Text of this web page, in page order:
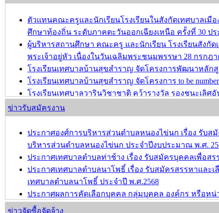
ตัวแทนคณะครูและนักเรียนโรงเรียนในสังกัดเทศบาลเ
ศึกษาท้องถิ่น ระดับภาคตะวันออกเฉียงเหนือ ครั้งที่ 30 ปร
ผู้บริหารสถานศึกษา คณะครู และนักเรียน โรงเรียนสังกั
พระเจ้าอยู่หัว เนื่องในวันเฉลิมพระชนมพรรษา 28 กรกฎ
โรงเรียนเทศบาลบ้านสุขสำราญ จัดโครงการพัฒนาหลั
โรงเรียนเทศบาลบ้านสุขสำราญ จัดโครงการ to be
โรงเรียนเทศบาลวารินวิชาชาติ คว้ารางวัล รองชนะเลิศ
อายุไม่เกิน 12 ปี ครั้งที่ 2 ประจำปีการศึกษา 2567
ข่าวรับสมัครงาน
ประกาศองศ์การบริหารส่วนตำบลหนองไข่นก เรื่อง รับส
บริหารส่วนตำบลหนองไข่นก ประจำปีงบประมาณ พ.ศ.
ประกาศเทศบาลตำบลท่าช้าง เรื่อง รับสมัครบุคคลเพื่อส
ประกาศเทศบาลตำบลนาโพธิ์ เรื่อง รับสมัครสรรหาและ
เทศบาลตำบลนาโพธิ์ ประจำปี พ.ศ.2568
ประกาศผลการคัดเลือกบุคคล กลุ่มบุคคล องค์กร หรือห
วัฒนธรรม ประจำปี พ.ศ.2568
ข่าวจัดซื้อจัดจ้าง